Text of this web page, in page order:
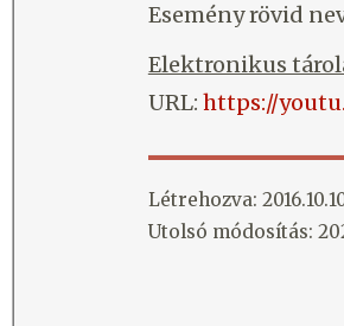
Esemény rövid
Elektronikus
URL: https://
Létrehozva:
Utolsó módosítás: